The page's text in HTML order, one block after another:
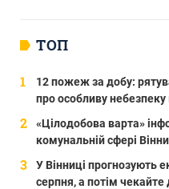
ТОП
12 пожеж за добу:
про особливу небезпеку
«Цілодобова варта»
комунальній сфері
У Вінниці прогнозують
серпня, а потім чекайте